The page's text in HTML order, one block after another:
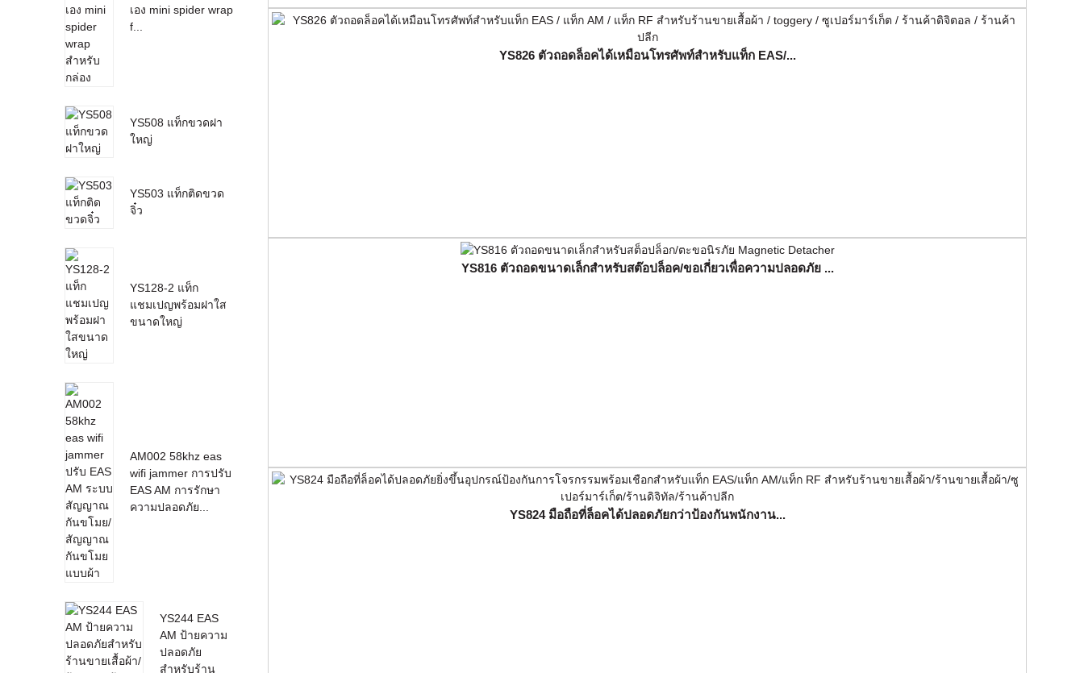
เอง mini spider wrap
f...
YS508 แท็กขวดฝา
ใหญ่
YS503 แท็กติดขวด
จิ๋ว
YS128-2 แท็ก
แชมเปญพร้อมฝาใส
ขนาดใหญ่
AM002 58khz eas
wifi jammer การปรับ
EAS AM การรักษา
ความปลอดภัย...
YS244 EAS
AM ป้ายความ
ปลอดภัย
สำหรับร้าน
YS826 ตัวถอดล็อคได้เหมือนโทรศัพท์สำหรับแท็ก EAS/...
YS816 ตัวถอดขนาดเล็กสำหรับสต๊อปล็อค/ขอเกี่ยวเพื่อความปลอดภัย ...
YS824 มือถือที่ล็อคได้ปลอดภัยกว่าป้องกันพนักงาน...